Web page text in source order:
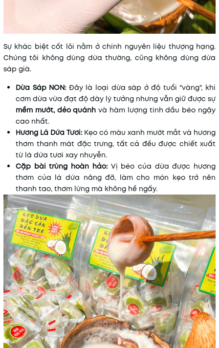
Sự khác biệt cốt lõi nằm ở chính nguyên liệu thượng hạng.
Chúng tôi không dùng dừa thường, cũng không dùng dừa
sáp già.
Dừa Sáp NON: Đây là loại dừa sáp ở độ tuổi "vàng", khi
cơm dừa vừa đạt độ dày lý tưởng nhưng vẫn giữ được sự
mềm mướt, dẻo quánh và hàm lượng tinh dầu béo ngậy
cao nhất.
Hương Lá Dứa Tươi: Kẹo có màu xanh mướt mắt và hương
thơm thanh mát đặc trưng, tất cả đều được chiết xuất
từ lá dứa tươi xay nhuyễn.
Cặp bài trùng hoàn hảo:Vị béo của dừa được hương
thơm của lá dứa nâng đỡ, làm cho món kẹo trở nên
thanh tao, thơm lừng mà không hề ngấy.